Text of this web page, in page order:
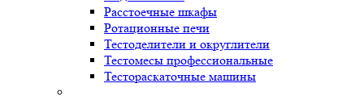
Расстоечные шкафы
Ротационные печи
Тестоделители и округлители
Тестомесы профессиональные
Тестораскаточные машины